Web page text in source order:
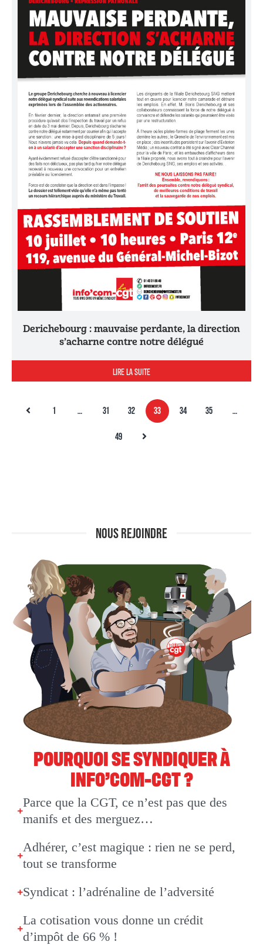
Derichebourg : mauvaise perdante, la direction
s’acharne contre notre délégué
LIRE LA SUITE
1 … 31 32 33 34 35 …
49
NOUS REJOINDRE
POURQUOI SE SYNDIQUER À
INFO’COM-CGT ?
Parce que la CGT, ce n’est pas que des
manifs et des merguez…
Adhérer, c’est magique : rien ne se perd,
tout se transforme
Syndicat : l’adrénaline de l’adversité
La cotisation vous donne un crédit
d’impôt de 66 % !